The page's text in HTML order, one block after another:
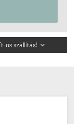
os szállítás! 